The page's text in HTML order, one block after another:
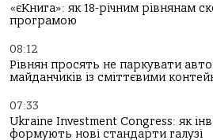
«єКнига»: як 18-річним рівнянам
програмою
08:12
Рівнян просять не паркувати
майданчиків із сміттєвими
07:33
Ukraine Investment Congress: як
формують нові стандарти галузі